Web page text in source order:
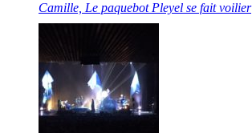
Camille, Le paquebot Pleyel se fait voilier